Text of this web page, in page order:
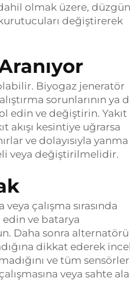
olmak üzere, düzgün
kurutucuları değiştirerek
Biyogaz jeneratör
sorunlarının ya
edin ve değiştirin. Yakıt
akışı kesintiye uğrarsa
ve dolayısıyla yanma
veya değiştirilmelidir.
çalışma sırasında
ve batarya
Daha sonra alternatörü
dikkat ederek
ve tüm
veya sahte